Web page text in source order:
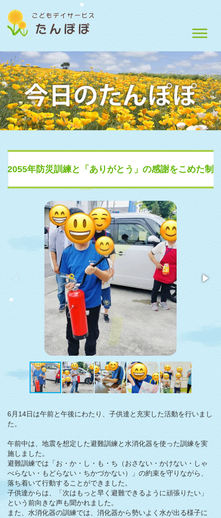
2055年防災訓練と「ありがとう」の感謝をこめた制
作活動
6月14日は午前と午後にわたり、子供達と充実した活動を行いまし
た。
午前中は、地震を想定した避難訓練と水消化器を使った訓練を実
施しました。
避難訓練では「お・か・し・も・ち（おさない・かけない・しゃ
べらない・もどらない・ちかづかない）」の約束を守りながら、
落ち着いて行動することができました。
子供達からは、「次はもっと早く避難できるように頑張りたい」
という前向きな声も聞かれました。
また、水消化器の訓練では、消化器から勢いよく水が出る様子に